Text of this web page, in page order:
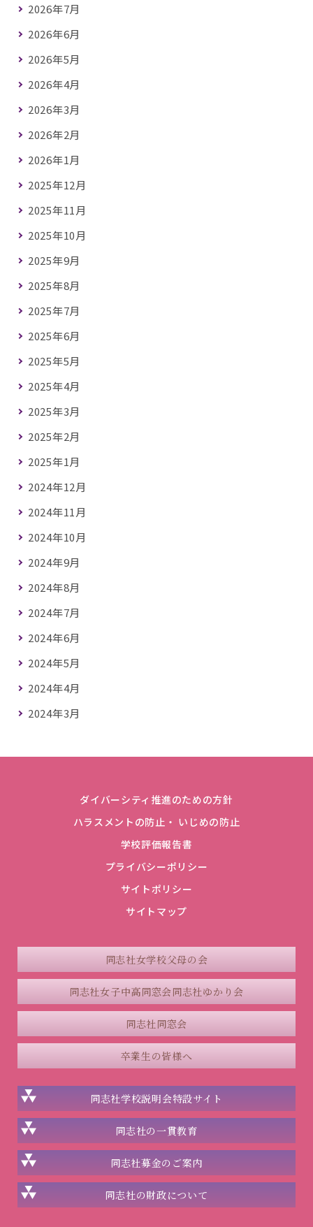
2026年7月
2026年6月
2026年5月
2026年4月
2026年3月
2026年2月
2026年1月
2025年12月
2025年11月
2025年10月
2025年9月
2025年8月
2025年7月
2025年6月
2025年5月
2025年4月
2025年3月
2025年2月
2025年1月
2024年12月
2024年11月
2024年10月
2024年9月
2024年8月
2024年7月
2024年6月
2024年5月
2024年4月
2024年3月
ダイバーシティ推進のための方針
ハラスメントの防止・ いじめの防止
学校評価報告書
プライバシーポリシー
サイトポリシー
サイトマップ
同志社女学校父母の会
同志社女子中高同窓会同志社ゆかり会
同志社同窓会
卒業生の皆様へ
同志社学校説明会特設サイト
同志社の一貫教育
同志社募金のご案内
同志社の財政について